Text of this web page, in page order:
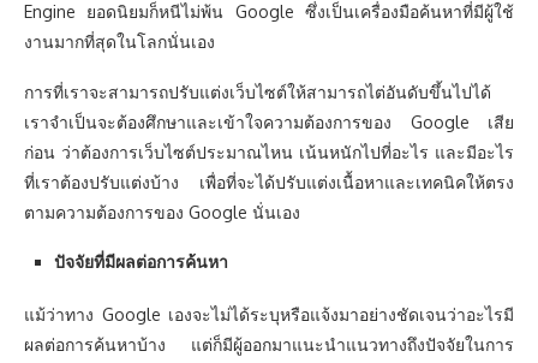
Engine ยอดนิยมก็หนีไม่พ้น Google ซึ่งเป็นเครื่องมือค้นหาที่มีผู้ใช้
งานมากที่สุดในโลกนั่นเอง
การที่เราจะสามารถปรับแต่งเว็บไซต์ให้สามารถไต่อันดับขึ้นไปได้
เราจำเป็นจะต้องศึกษาและเข้าใจความต้องการของ Google เสีย
ก่อน ว่าต้องการเว็บไซต์ประมาณไหน เน้นหนักไปที่อะไร และมีอะไร
ที่เราต้องปรับแต่งบ้าง เพื่อที่จะได้ปรับแต่งเนื้อหาและเทคนิคให้ตรง
ตามความต้องการของ Google นั่นเอง
ปัจจัยที่มีผลต่อการค้นหา
แม้ว่าทาง Google เองจะไม่ได้ระบุหรือแจ้งมาอย่างชัดเจนว่าอะไรมี
ผลต่อการค้นหาบ้าง แต่ก็มีผู้ออกมาแนะนำแนวทางถึงปัจจัยในการ